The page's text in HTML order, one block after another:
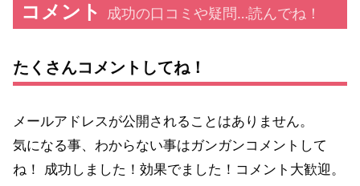
コメント 成功の口コミや疑問…読んでね！
たくさんコメントしてね！
メールアドレスが公開されることはありません。
気になる事、わからない事はガンガンコメントして
ね！ 成功しました！効果でました！コメント大歓迎。